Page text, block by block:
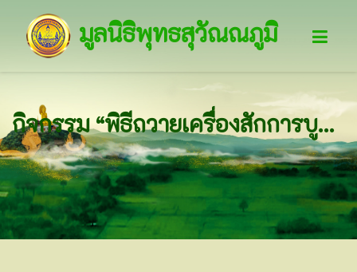
มูลนิธิพุทธสุวัณณภูมิ
กิจกรรม “พิธีถวายเครื่องสักการบูชาแด่ดวงทิพย์พระวิญญาณ” น้อมถวายเป็นพระราชกุศลแด่ปฐมกษัตริย์ ในราชวงศ์จักรี เนื่องในวันจักรี